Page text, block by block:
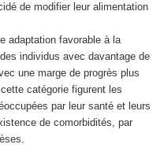
de modifier leur alimentation
adaptation favorable à la
individus avec davantage de
une marge de progrès plus
catégorie figurent les
par leur santé et leurs
de comorbidités, par